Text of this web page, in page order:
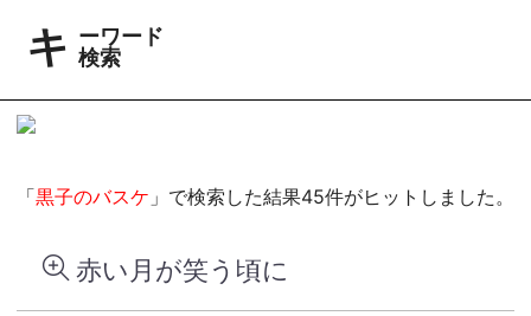
キーワード
検索
「黒子のバスケ 」で検索した結果45件がヒットしました。
赤い月が笑う頃に